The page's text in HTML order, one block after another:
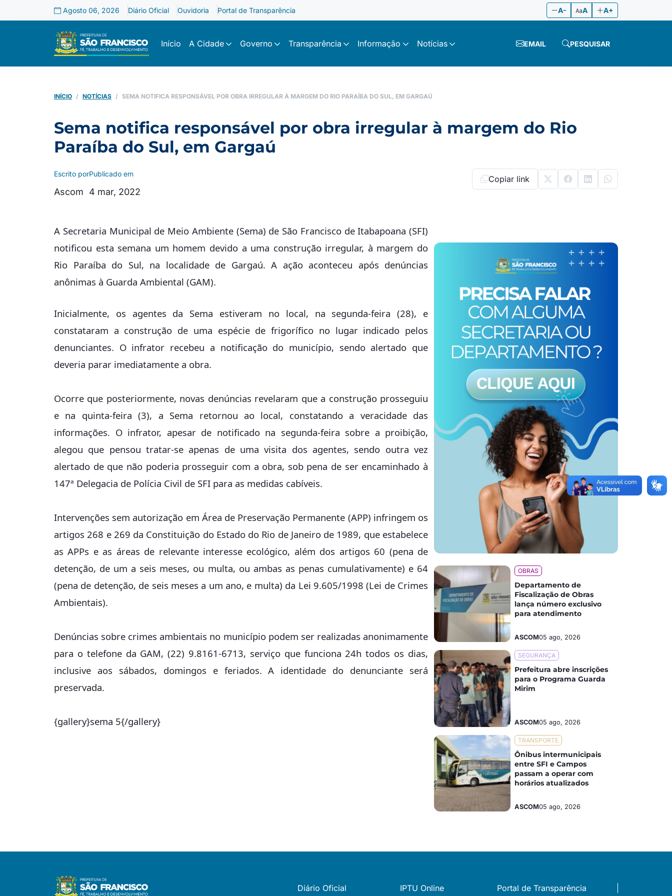
Agosto 06, 2026 Diário Oficial Ouvidoria Portal de Transparência A- A A+
Início A Cidade Governo Transparência Informação Notícias EMAIL PESQUISAR
INÍCIO NOTÍCIAS SEMA NOTIFICA RESPONSÁVEL POR OBRA IRREGULAR À MARGEM DO RIO PARAÍBA DO SUL, EM GARGAÚ
Sema notifica responsável por obra irregular à margem do Rio
Paraíba do Sul, em Gargaú
Escrito por
Ascom
Publicado em
4 mar, 2022
Copiar link
A Secretaria Municipal de Meio Ambiente (Sema) de São Francisco de Itabapoana (SFI)
notificou esta semana um homem devido a uma construção irregular, à margem do
Rio Paraíba do Sul, na localidade de Gargaú. A ação aconteceu após denúncias
anônimas à Guarda Ambiental (GAM).
Inicialmente, os agentes da Sema estiveram no local, na segunda-feira (28), e
constataram a construção de uma espécie de frigorífico no lugar indicado pelos
denunciantes. O infrator recebeu a notificação do município, sendo alertado que
deveria parar imediatamente a obra.
Ocorre que posteriormente, novas denúncias revelaram que a construção prosseguiu
e na quinta-feira (3), a Sema retornou ao local, constatando a veracidade das
informações. O infrator, apesar de notificado na segunda-feira sobre a proibição,
alegou que pensou tratar-se apenas de uma visita dos agentes, sendo outra vez
alertado de que não poderia prosseguir com a obra, sob pena de ser encaminhado à
147ª Delegacia de Polícia Civil de SFI para as medidas cabíveis.
Intervenções sem autorização em Área de Preservação Permanente (APP) infringem os
artigos 268 e 269 da Constituição do Estado do Rio de Janeiro de 1989, que estabelece
as APPs e as áreas de relevante interesse ecológico, além dos artigos 60 (pena de
detenção, de um a seis meses, ou multa, ou ambas as penas cumulativamente) e 64
(pena de detenção, de seis meses a um ano, e multa) da Lei 9.605/1998 (Lei de Crimes
Ambientais).
Denúncias sobre crimes ambientais no município podem ser realizadas anonimamente
para o telefone da GAM, (22) 9.8161-6713, serviço que funciona 24h todos os dias,
inclusive aos sábados, domingos e feriados. A identidade do denunciante será
preservada.
{gallery}sema 5{/gallery}
OBRAS
Departamento de
Fiscalização de Obras
lança número exclusivo
para atendimento
ASCOM05 ago, 2026
SEGURANÇA
Prefeitura abre inscrições
para o Programa Guarda
Mirim
ASCOM05 ago, 2026
TRANSPORTE
Ônibus intermunicipais
entre SFI e Campos
passam a operar com
horários atualizados
ASCOM05 ago, 2026
Diário Oficial IPTU Online Portal de Transparência